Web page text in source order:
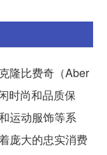
隆比费奇（Aber
时尚和品质保
运动服饰等系
庞大的忠实消费